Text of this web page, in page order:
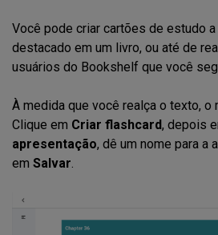
Você pode criar cartões de estudo
destacado em um livro, ou até de
usuários do Bookshelf que você
À medida que você realça o texto, o
Clique em Criar flashcard, depois
apresentação, dê um nome para a
em Salvar